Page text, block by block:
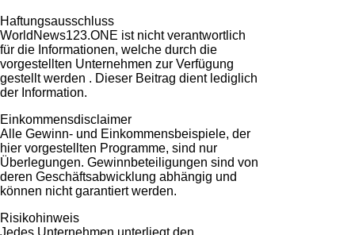
Haftungsausschluss
WorldNews123.ONE ist nicht verantwortlich
für die Informationen, welche durch die
vorgestellten Unternehmen zur Verfügung
gestellt werden . Dieser Beitrag dient lediglich
der Information.
Einkommensdisclaimer
Alle Gewinn- und Einkommensbeispiele, der
hier vorgestellten Programme, sind nur
Überlegungen. Gewinnbeteiligungen sind von
deren Geschäftsabwicklung abhängig und
können nicht garantiert werden.
Risikohinweis
Jedes Unternehmen unterliegt den